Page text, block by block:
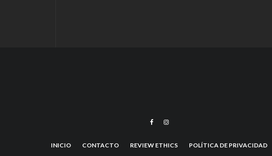
INICIO CONTACTO REVIEW ETHICS POLÍTICA DE PRIVACIDAD